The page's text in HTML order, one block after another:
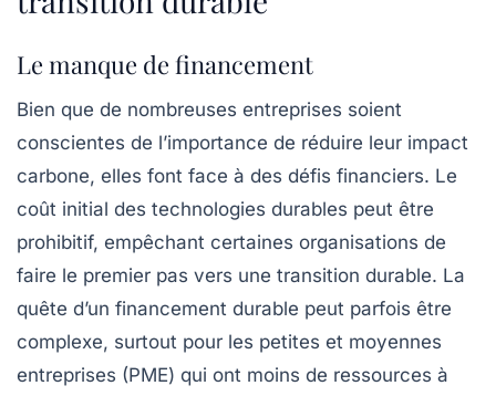
Le manque de financement
Bien que de nombreuses entreprises soient
conscientes de l’importance de réduire leur impact
carbone, elles font face à des défis financiers. Le
coût initial des technologies durables peut être
prohibitif, empêchant certaines organisations de
faire le premier pas vers une transition durable. La
quête d’un financement durable peut parfois être
complexe, surtout pour les petites et moyennes
entreprises (PME) qui ont moins de ressources à